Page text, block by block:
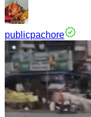
publicpachore